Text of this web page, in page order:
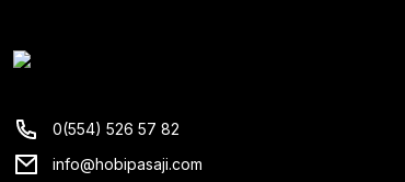
0(554) 526 57 82
info@hobipasaji.com